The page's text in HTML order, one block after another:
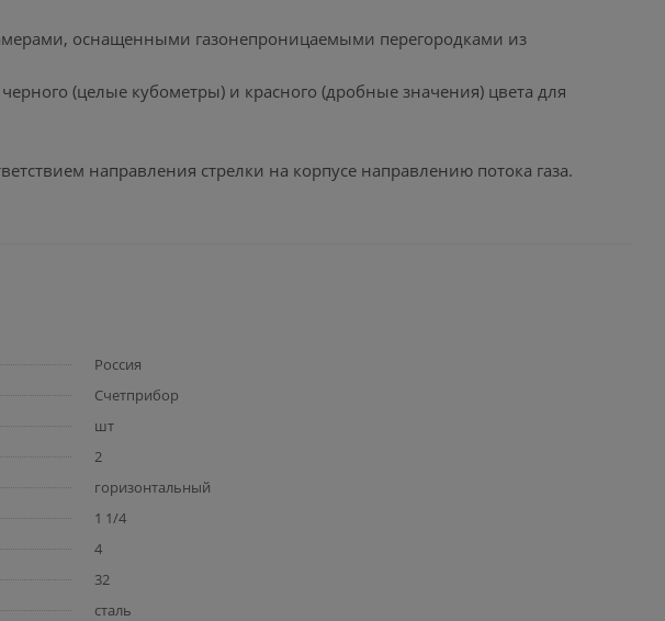
оснащенными газонепроницаемыми перегородками из
(целые кубометры) и красного (дробные значения) цвета для
направления стрелки на корпусе направлению потока газа.
Россия
Счетприбор
шт
2
горизонтальный
1 1/4
4
32
сталь